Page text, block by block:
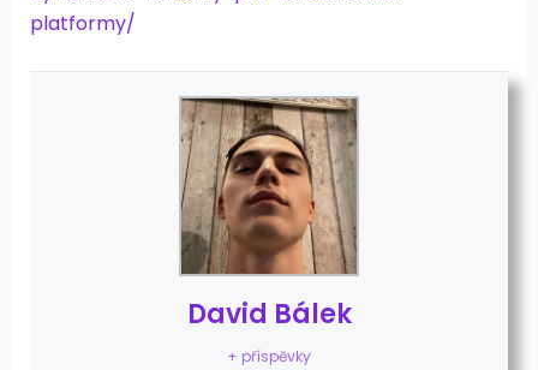
platformy/
David Bálek
+ příspěvky